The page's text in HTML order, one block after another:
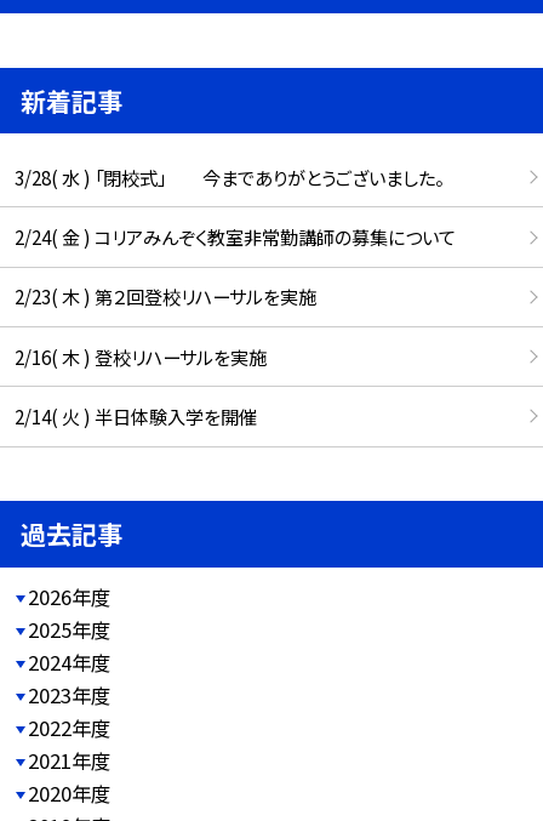
新着記事
3/28( 水 ) 「閉校式」 今までありがとうございました。
2/24( 金 ) コリアみんぞく教室非常勤講師の募集について
2/23( 木 ) 第２回登校リハーサルを実施
2/16( 木 ) 登校リハーサルを実施
2/14( 火 ) 半日体験入学を開催
過去記事
2026年度
2025年度
2024年度
2023年度
2022年度
2021年度
2020年度